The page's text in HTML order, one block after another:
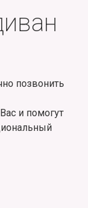
позвонить
и помогут